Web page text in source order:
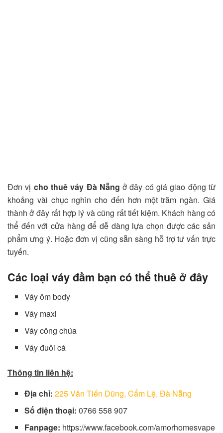
Đơn vị cho thuê váy Đà Nẵng ở đây có giá giao động từ
khoảng vài chục nghìn cho đến hơn một trăm ngàn. Giá
thành ở đây rất hợp lý và cũng rất tiết kiệm. Khách hàng có
thể đến với cửa hàng để dễ dàng lựa chọn được các sản
phẩm ưng ý. Hoặc đơn vị cũng sẵn sàng hỗ trợ tư vấn trực
tuyến.
Các loại váy đầm bạn có thể thuê ở đây
Váy ôm body
Váy maxi
Váy công chúa
Váy đuôi cá
Thông tin liên hệ:
Địa chỉ: 225 Văn Tiến Dũng, Cẩm Lệ, Đà Nẵng
Số điện thoại:0766 558 907
Fanpage: https://www.facebook.com/amorhomesvape